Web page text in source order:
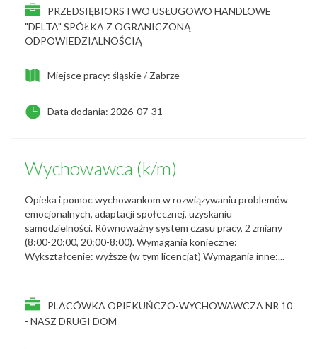
PRZEDSIĘBIORSTWO USŁUGOWO HANDLOWE
"DELTA" SPÓŁKA Z OGRANICZONĄ
ODPOWIEDZIALNOŚCIĄ
Miejsce pracy: śląskie / Zabrze
Data dodania: 2026-07-31
Wychowawca (k/m)
Opieka i pomoc wychowankom w rozwiązywaniu problemów
emocjonalnych, adaptacji społecznej, uzyskaniu
samodzielności. Równoważny system czasu pracy, 2 zmiany
(8:00-20:00, 20:00-8:00). Wymagania konieczne:
Wykształcenie: wyższe (w tym licencjat) Wymagania inne:...
PLACÓWKA OPIEKUŃCZO-WYCHOWAWCZA NR 10
- NASZ DRUGI DOM